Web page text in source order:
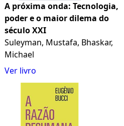
A próxima onda: Tecnologia,
poder e o maior dilema do
século XXI
Suleyman, Mustafa, Bhaskar,
Michael
Ver livro